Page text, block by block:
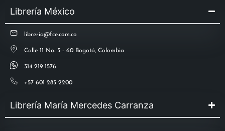
Librería México
libreria@fce.com.co
Calle 11 No. 5 - 60 Bogotá, Colombia
314 219 1576
+57 601 283 2200
Librería María Mercedes Carranza